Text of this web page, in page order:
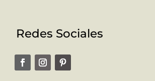
Redes Sociales